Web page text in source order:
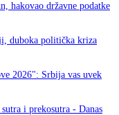
hakovao državne podatke
duboka politička kriza
2026": Srbija vas uvek
i prekosutra - Danas